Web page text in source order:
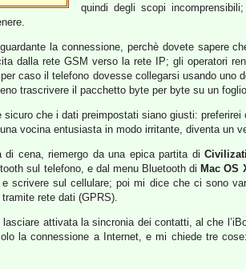
quindi degli scopi
la connessione, perchè dovete sapere
dalla rete GSM verso la rete IP; gli operatori
caso il telefono dovesse collegarsi usando uno
trascrivere il pacchetto byte per byte su un
sicuro che i dati preimpostati siano giusti:
vocina entusiasta in modo irritante, diventa
di cena, riemergo da una epica partita di
sul telefono, e dal menu Bluetooth di Mac OS
scrivere sul cellulare; poi mi dice che ci sono
rete dati (GPRS).
lasciare attivata la sincronia dei contatti, al che
la connessione a Internet, e mi chiede tre